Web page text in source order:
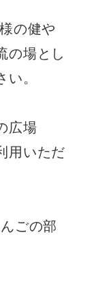
の健や
の場とし
。
広場
用いただ
ごの部